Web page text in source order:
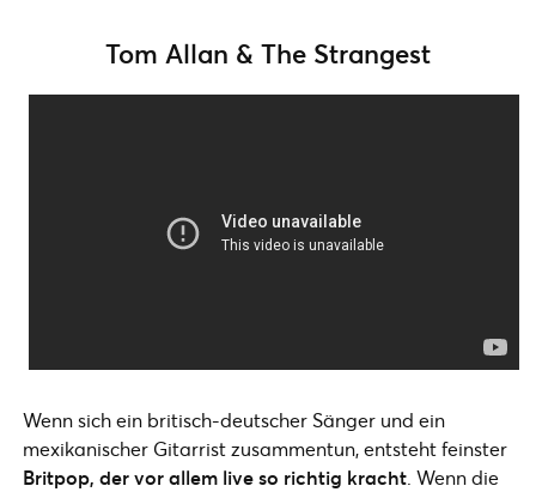
Tom Allan & The Strangest
Wenn sich ein britisch-deutscher Sänger und ein
mexikanischer Gitarrist zusammentun, entsteht feinster
Britpop, der vor allem live so richtig kracht . Wenn die